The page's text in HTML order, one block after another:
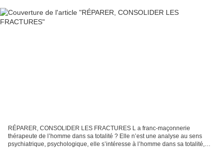
RÉPARER, CONSOLIDER LES FRACTURES L a franc-maçonnerie
thérapeute de l’homme dans sa totalité ? Elle n’est une analyse au sens
psychiatrique, psychologique, elle s’intéresse à l’homme dans sa totalité,